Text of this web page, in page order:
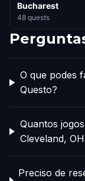
Bucharest
48 quests
O que podes
Questo?
Quantos
Cleveland,
Preciso de